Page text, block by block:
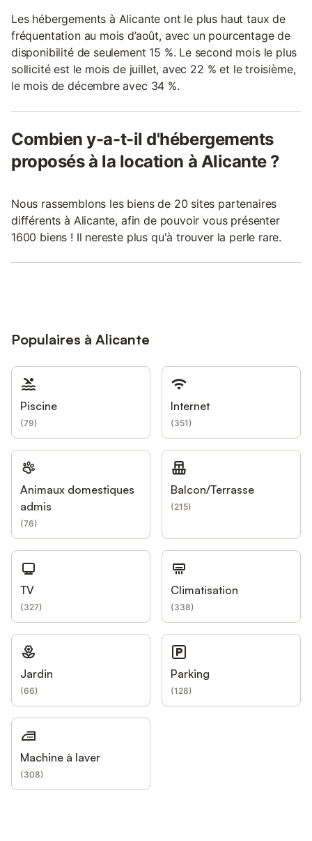
Les hébergements à Alicante ont le plus haut taux de
fréquentation au mois d’août, avec un pourcentage de
disponibilité de seulement 15 %. Le second mois le plus
sollicité est le mois de juillet, avec 22 % et le troisième,
le mois de décembre avec 34 %.
Combien y-a-t-il d'hébergements
proposés à la location à Alicante ?
Nous rassemblons les biens de 20 sites partenaires
différents à Alicante, afin de pouvoir vous présenter
1600 biens ! Il nereste plus qu'à trouver la perle rare.
Populaires à Alicante
Piscine
(79)
Internet
(351)
Animaux domestiques
admis
(76)
Balcon/Terrasse
(215)
TV
(327)
Climatisation
(338)
Jardin
(66)
Parking
(128)
Machine à laver
(308)